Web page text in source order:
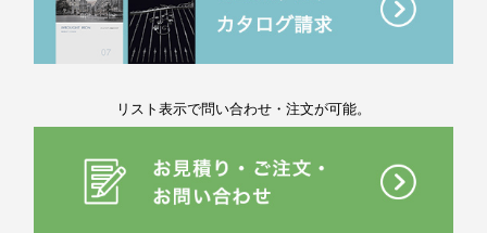
リスト表示で問い合わせ・注文が可能。